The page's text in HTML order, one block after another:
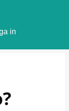
in